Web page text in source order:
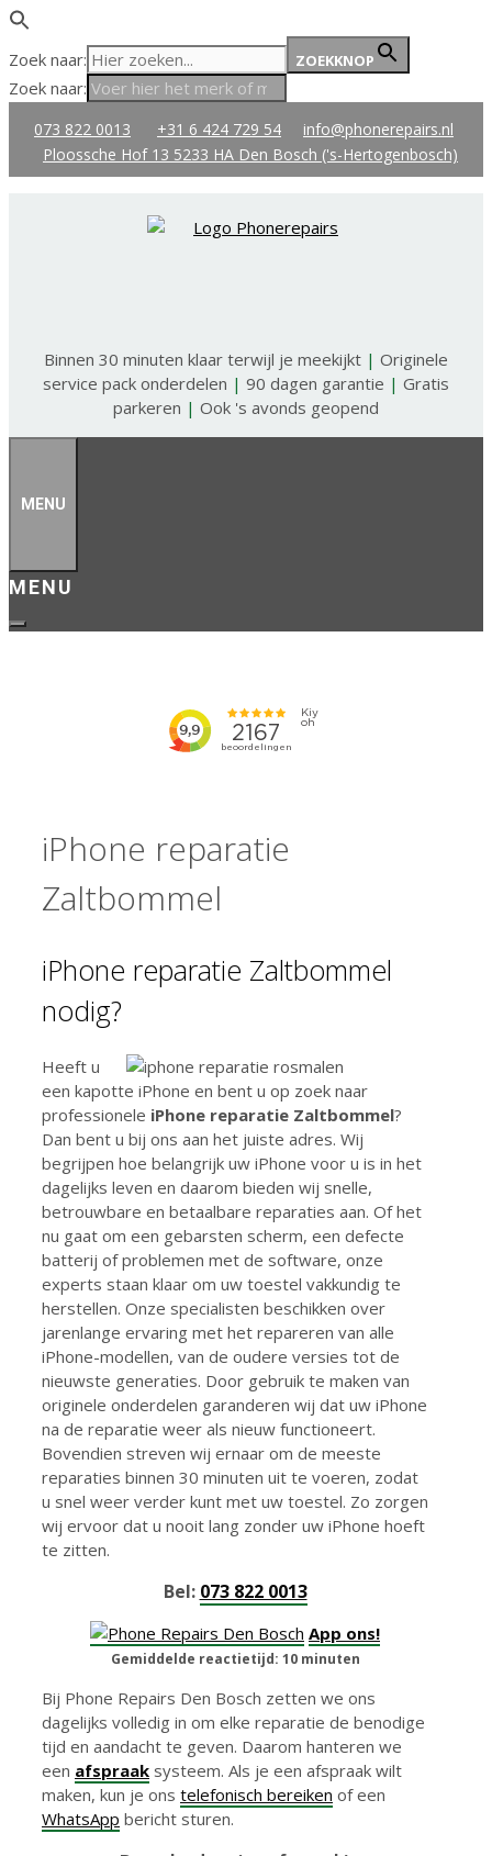
Zoek naar: ZOEKKNOP
Zoek naar:
naar073 822 0013 +31 6 424 729 54
info@phonerepairs.nl
Ploossche Hof 13 5233 HA Den Bosch ('s-Hertogenbosch)
Binnen 30 minuten klaar terwijl je meekijkt | Originele
service pack onderdelen | 90 dagen garantie | Gratis
parkeren | Ook 's avonds geopend
MENU
iPhone reparatie
Zaltbommel
iPhone reparatie Zaltbommel
nodig?
Heeft u
een kapotte iPhone en bent u op zoek naar
professionele iPhone reparatie Zaltbommel?
Dan bent u bij ons aan het juiste adres. Wij
begrijpen hoe belangrijk uw iPhone voor u is in het
dagelijks leven en daarom bieden wij snelle,
betrouwbare en betaalbare reparaties aan. Of het
nu gaat om een gebarsten scherm, een defecte
batterij of problemen met de software, onze
experts staan klaar om uw toestel vakkundig te
herstellen. Onze specialisten beschikken over
jarenlange ervaring met het repareren van alle
iPhone-modellen, van de oudere versies tot de
nieuwste generaties. Door gebruik te maken van
originele onderdelen garanderen wij dat uw iPhone
na de reparatie weer als nieuw functioneert.
Bovendien streven wij ernaar om de meeste
reparaties binnen 30 minuten uit te voeren, zodat
u snel weer verder kunt met uw toestel. Zo zorgen
wij ervoor dat u nooit lang zonder uw iPhone hoeft
te zitten.
Bel: 073 822 0013
App ons!
Gemiddelde reactietijd: 10 minuten
Bij Phone Repairs Den Bosch zetten we ons
dagelijks volledig in om elke reparatie de benodige
tijd en aandacht te geven. Daarom hanteren we
een afspraak systeem. Als je een afspraak wilt
maken, kun je ons telefonisch bereiken of een
WhatsApp bericht sturen.